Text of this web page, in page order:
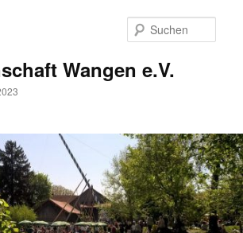
Wangen e.V.